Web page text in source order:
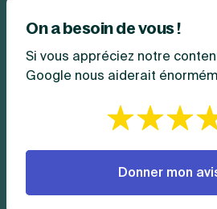
aura un impact sur le montant de
Ensuite, vous devez prendre
appliqué par la région de votre
Pour connaître le montant de la
On a besoin de vous !
Si vous appréciez notre
Google nous aiderait
Donner mon